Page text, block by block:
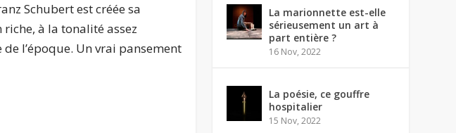
Schubert est créée sa
à la tonalité assez
l’époque. Un vrai pansement
La marionnette est-elle
sérieusement un art à
part entière ?
16 Nov, 2022
La poésie, ce gouffre
hospitalier
15 Nov, 2022